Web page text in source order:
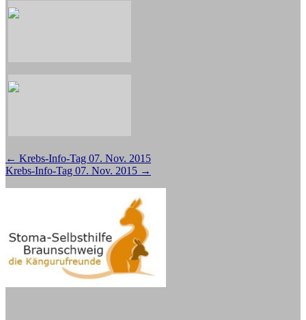
Beitragsnavigation
← Krebs-Info-Tag 07. Nov. 2015
Krebs-Info-Tag 07. Nov. 2015 →